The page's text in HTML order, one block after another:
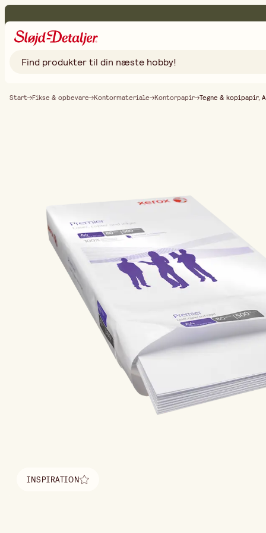
Start Fikse & opbevare Kontormateriale Kontorpapir Tegne & kopipapir,
INSPIRATION